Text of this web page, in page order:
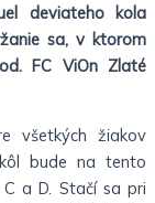
deviateho kola
sa, v ktorom
FC ViOn Zlaté
všetkých žiakov
bude na tento
a D. Stačí sa pri